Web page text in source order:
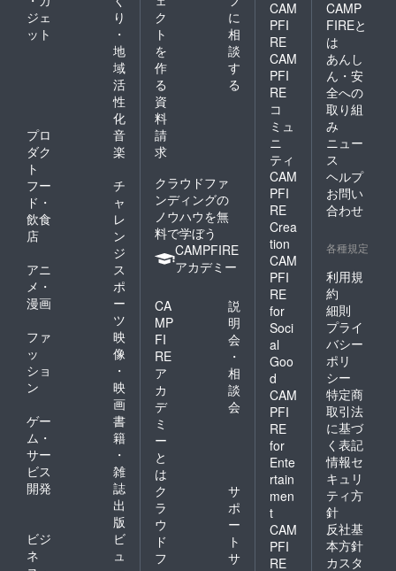
ジェ
ット
り
・
地
域
活
性
化
プロ
ダク
ト
音
楽
フー
ド・
飲食
店
チ
ャ
レ
ン
ジ
アニ
メ・
漫画
ス
ポ
ー
ツ
ファ
ッ
ショ
ン
映
像
・
映
画
ゲー
ム・
サー
ビス
開発
書
籍
・
雑
誌
出
版
ビジ
ネ
ビ
ュ
ク
ト
を
作
る
に
相
談
す
る
資
料
請
求
クラウドファ
ンディングの
ノウハウを無
料で学ぼう
CAMPFIRE
アカデミー
CA
MP
FI
RE
ア
カ
デ
ミ
ー
と
は
説
明
会
・
相
談
会
ク
ラ
ウ
ド
フ
サ
ポ
ー
ト
サ
CAM
PFI
RE
CAM
PFI
RE
コ
ミュ
ニ
ティ
CAM
PFI
RE
Crea
tion
CAM
PFI
RE
for
Soci
al
Goo
d
CAM
PFI
RE
for
Ente
rtain
men
t
CAM
PFI
RE
CAMP
FIREと
は
あんし
ん・安
全への
取り組
み
ニュー
ス
ヘルプ
お問い
合わせ
各種規定
利用規
約
細則
プライ
バシー
ポリ
シー
特定商
取引法
に基づ
く表記
情報セ
キュリ
ティ方
針
反社基
本方針
カスタ